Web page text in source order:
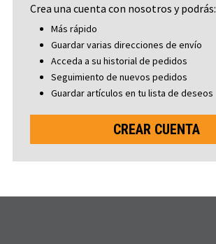
Crea una cuenta con nosotros y podrás:
Más rápido
Guardar varias direcciones de envío
Acceda a su historial de pedidos
Seguimiento de nuevos pedidos
Guardar artículos en tu lista de deseos
CREAR CUENTA